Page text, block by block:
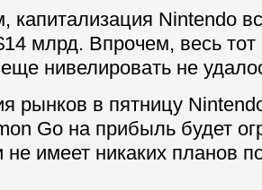
капитализация Nintendo
млрд. Впрочем, весь
нивелировать не
рынков в пятницу
Go на прибыль будет
не имеет никаких планов